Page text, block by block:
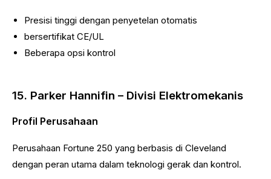
Presisi tinggi dengan penyetelan otomatis
bersertifikat CE/UL
Beberapa opsi kontrol
15. Parker Hannifin – Divisi Elektromekanis
Profil Perusahaan
Perusahaan Fortune 250 yang berbasis di Cleveland
dengan peran utama dalam teknologi gerak dan kontrol.